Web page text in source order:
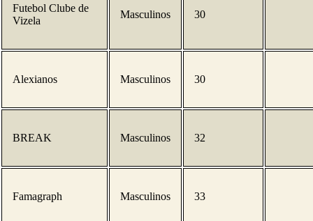
Futebol Clube de
Vizela
Masculinos 30
Alexianos Masculinos 30
BREAK Masculinos 32
Famagraph Masculinos 33